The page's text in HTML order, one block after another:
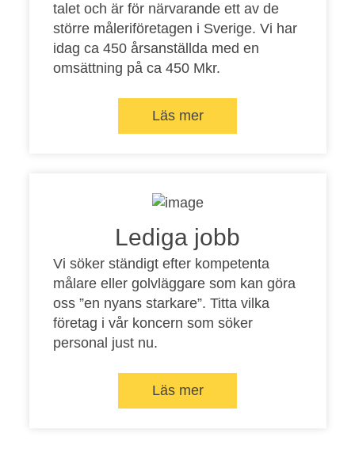
talet och är för närvarande ett av de
större måleriföretagen i Sverige. Vi har
idag ca 450 årsanställda med en
omsättning på ca 450 Mkr.
Läs mer
Lediga jobb
Vi söker ständigt efter kompetenta
målare eller golvläggare som kan göra
oss ”en nyans starkare”. Titta vilka
företag i vår koncern som söker
personal just nu.
Läs mer